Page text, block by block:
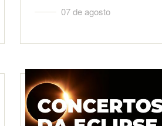
07 de agosto